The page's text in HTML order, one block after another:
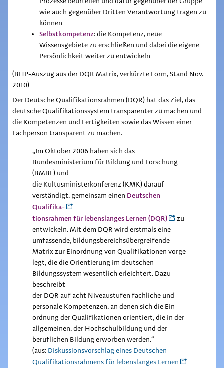
wie auch gegenüber Dritten Verantwortung tragen zu
können
Selbstkompetenz: die Kompetenz, neue
Wissensgebiete zu erschließen und dabei die eigene
Persönlichkeit weiter zu entwickeln
(BHP-Auszug aus der DQR Matrix, verkürzte Form, Stand Nov.
2010)
Der Deutsche Qualifikationsrahmen (DQR) hat das Ziel, das
deutsche Qualifikationssystem transparenter zu machen und
die Kompetenzen und Fertigkeiten sowie das Wissen einer
Fachperson transparent zu machen.
„Im Oktober 2006 haben sich das
Bundesministerium für Bildung und Forschung
(BMBF) und
die Kultusministerkonferenz (KMK) darauf
verständigt, gemeinsam einen Deutschen
Qualifika-
tionsrahmen für lebenslanges Lernen (DQR)
zu
entwickeln. Mit dem DQR wird erstmals eine
umfassende, bildungsbereichsübergreifende
Matrix zur Einordnung von Qualifikationen vorge-
legt, die die Orientierung im deutschen
Bildungssystem wesentlich erleichtert. Dazu
beschreibt
der DQR auf acht Niveaustufen fachliche und
personale Kompetenzen, an denen sich die Ein-
ordnung der Qualifikationen orientiert, die in der
allgemeinen, der Hochschulbildung und der
beruflichen Bildung erworben werden.“
(aus: Diskussionsvorschlag eines Deutschen
Qualifikationsrahmens für lebenslanges Lernen